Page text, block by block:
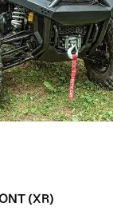
(XR)